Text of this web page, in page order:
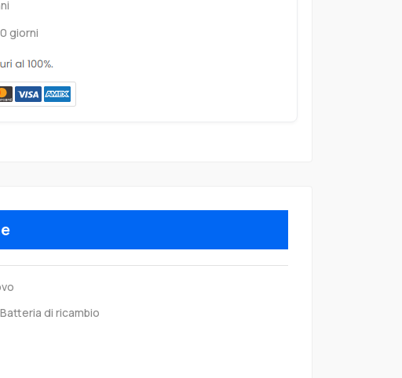
giorni
Batteria di ricambio